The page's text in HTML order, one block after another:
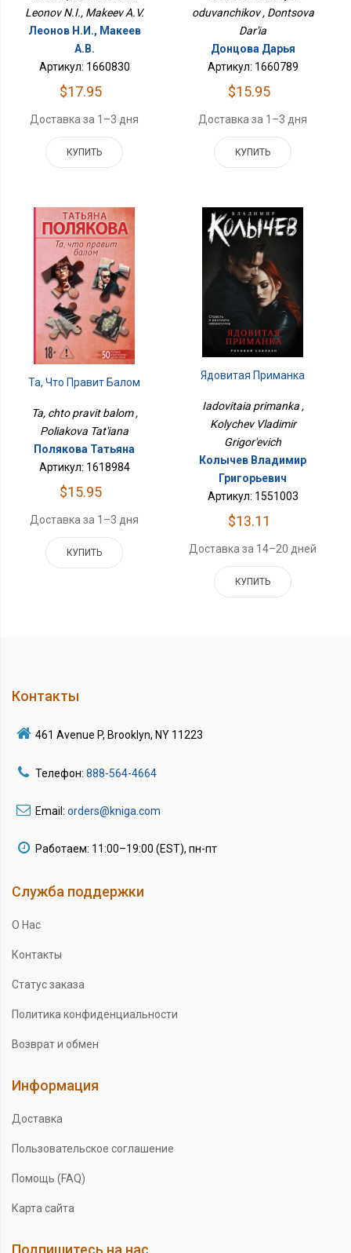
Leonov N.I., Makeev A.V.
Леонов Н.И., Макеев
А.В.
Артикул: 1660830
$17.95
Доставка за 1–3 дня
КУПИТЬ
oduvanchikov , Dontsova
Dar'ia
Донцова Дарья
Артикул: 1660789
$15.95
Доставка за 1–3 дня
КУПИТЬ
Та, Что Правит Балом
Ta, chto pravit balom ,
Poliakova Tat'iana
Полякова Татьяна
Артикул: 1618984
$15.95
Доставка за 1–3 дня
КУПИТЬ
Ядовитая Приманка
Iadovitaia primanka ,
Kolychev Vladimir
Grigor'evich
Колычев Владимир
Григорьевич
Артикул: 1551003
$13.11
Доставка за 14–20 дней
КУПИТЬ
Контакты
461 Avenue P, Brooklyn, NY 11223
Телефон: 888-564-4664
Email: orders@kniga.com
Работаем: 11:00–19:00 (EST), пн-пт
Служба поддержки
О Нас
Контакты
Статус заказа
Политика конфиденциальности
Возврат и обмен
Информация
Доставка
Пользовательское соглашение
Помощь (FAQ)
Карта сайта
Подпишитесь на нас